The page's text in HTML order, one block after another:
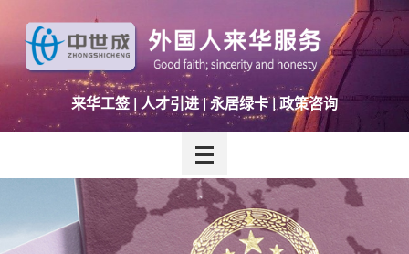
来华工签 | 人才引进 | 永居绿卡 | 政策咨询